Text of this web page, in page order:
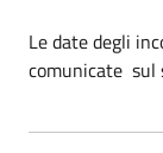
Le date degli
comunicate sul